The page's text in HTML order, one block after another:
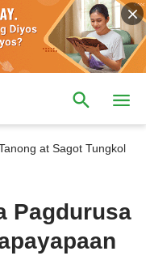
at Sagot Tungkol
Pagdurusa